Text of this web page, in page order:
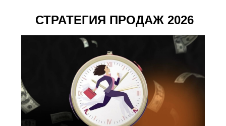
СТРАТЕГИЯ ПРОДАЖ 2026